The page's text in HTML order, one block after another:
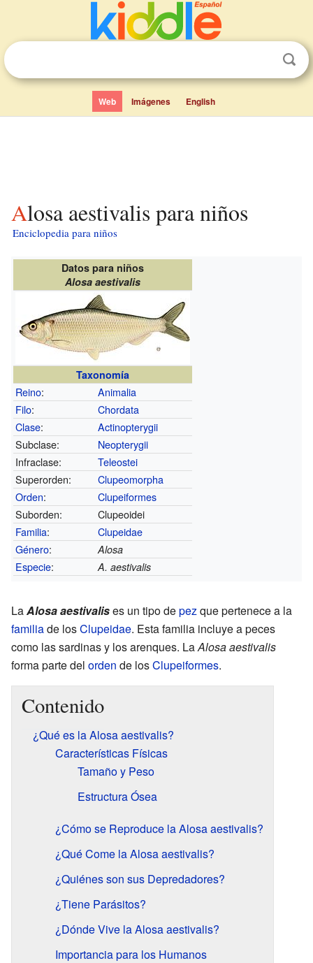
Web Imágenes English
Alosa aestivalis para niños
Enciclopedia para niños
Datos para niños
Alosa aestivalis
Taxonomía
Reino:
Animalia
Filo:
Chordata
Clase:
Actinopterygii
Subclase:
Neopterygii
Infraclase:
Teleostei
Superorden:
Clupeomorpha
Orden:
Clupeiformes
Suborden:
Clupeoidei
Familia:
Clupeidae
Género: Alosa
Especie: A. aestivalis
LaAlosa aestivalises un tipo depezque pertenece a la
familiade losClupeidae. Esta familia incluye a peces
como las sardinas y los arenques. LaAlosa aestivalis
forma parte del orden de losClupeiformes.
Contenido
¿Qué es la Alosa aestivalis?
Características Físicas
Tamaño y Peso
Estructura Ósea
¿Cómo se Reproduce la Alosa aestivalis?
¿Qué Come la Alosa aestivalis?
¿Quiénes son sus Depredadores?
¿Tiene Parásitos?
¿Dónde Vive la Alosa aestivalis?
Importancia para los Humanos